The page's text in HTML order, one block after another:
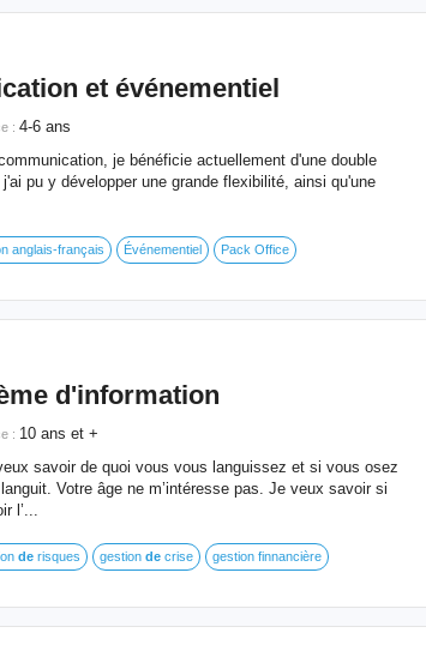
et événementiel
: 4-6 ans
je bénéficie actuellement d'une double
pu y développer une grande flexibilité, ainsi qu'une
anglais-français Événementiel Pack Office
d'information
: 10 ans et +
savoir de quoi vous vous languissez et si vous osez
Votre âge ne m’intéresse pas. Je veux savoir si
l’...
derisques gestion decrise gestion finnancière